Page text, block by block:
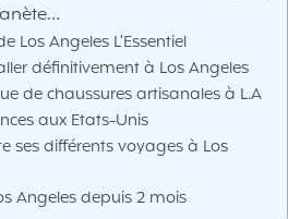
Los Angeles L’Essentiel
définitivement à Los Angeles
de chaussures artisanales à L.A
aux Etats-Unis
ses différents voyages à Los
Angeles depuis 2 mois